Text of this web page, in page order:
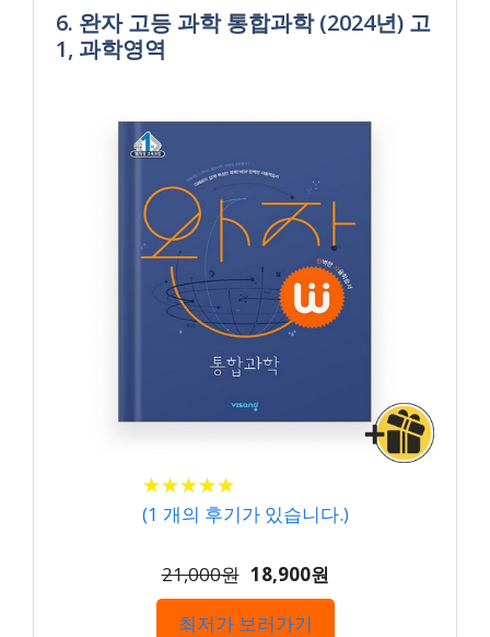
6. 완자 고등 과학 통합과학 (2024년) 고
1, 과학영역
★★★★★
★★★★★
(1 개의 후기가 있습니다.)
21,000원 18,900원
최저가 보러가기